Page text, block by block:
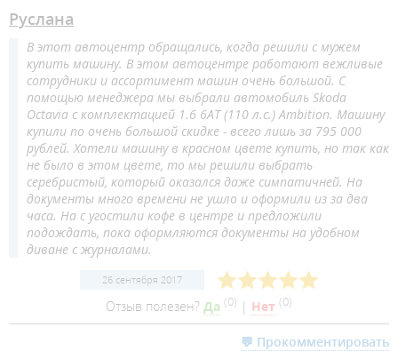
Руслана
В этот автоцентр обращались, когда решили с мужем
купить машину. В этом автоцентре работают вежливые
сотрудники и ассортимент машин очень большой. С
помощью менеджера мы выбрали автомобиль Skoda
Octavia с комплектацией 1.6 6АТ (110 л.с.) Ambition. Машину
купили по очень большой скидке - всего лишь за 795 000
рублей. Хотели машину в красном цвете купить, но так как
не было в этом цвете, то мы решили выбрать
серебристый, который оказался даже симпатичней. На
документы много времени не ушло и оформили из за два
часа. На с угостили кофе в центре и предложили
подождать, пока оформляются документы на удобном
диване с журналами.
26 сентября 2017
Отзыв полезен? Да (0) | Нет (0)
💬 Прокомментировать